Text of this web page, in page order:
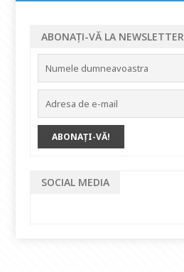
ABONAȚI-VĂ LA NEWSLETTER
SOCIAL MEDIA